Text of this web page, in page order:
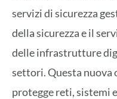
servizi di sicurezza
della sicurezza e il
delle infrastrutture
settori. Questa
protegge reti, sistemi